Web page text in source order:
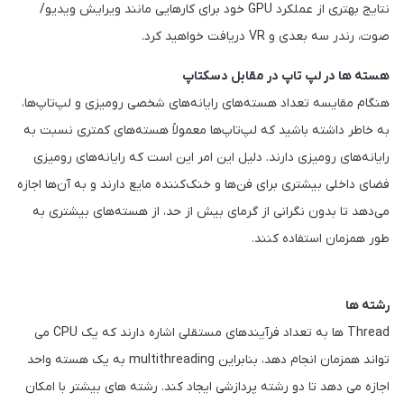
نتایج بهتری از عملکرد GPU خود برای کارهایی مانند ویرایش ویدیو/
صوت، رندر سه بعدی و VR دریافت خواهید کرد.
هسته ها در لپ تاپ در مقابل دسکتاپ
هنگام مقایسه تعداد هسته‌های رایانه‌های شخصی رومیزی و لپ‌تاپ‌ها،
به خاطر داشته باشید که لپ‌تاپ‌ها معمولاً هسته‌های کمتری نسبت به
رایانه‌های رومیزی دارند. دلیل این امر این است که رایانه‌های رومیزی
فضای داخلی بیشتری برای فن‌ها و خنک‌کننده مایع دارند و به آن‌ها اجازه
می‌دهد تا بدون نگرانی از گرمای بیش از حد، از هسته‌های بیشتری به
طور همزمان استفاده کنند.
رشته ها
Thread ها به تعداد فرآیندهای مستقلی اشاره دارند که یک CPU می
تواند همزمان انجام دهد، بنابراین multithreading به یک هسته واحد
اجازه می دهد تا دو رشته پردازشی ایجاد کند. رشته های بیشتر با امکان